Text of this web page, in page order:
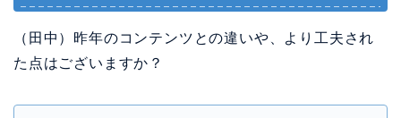
（田中）昨年のコンテンツとの違いや、より工夫され
た点はございますか？